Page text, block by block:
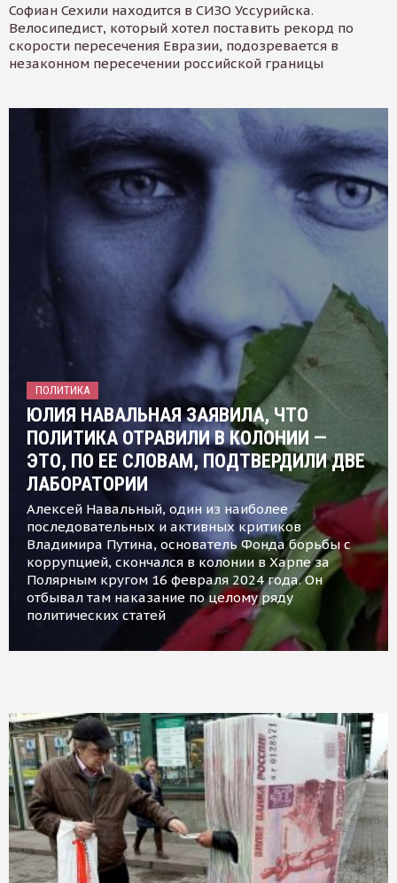
Софиан Сехили находится в СИЗО Уссурийска.
Велосипедист, который хотел поставить рекорд по
скорости пересечения Евразии, подозревается в
незаконном пересечении российской границы
ПОЛИТИКА
ЮЛИЯ НАВАЛЬНАЯ ЗАЯВИЛА, ЧТО
ПОЛИТИКА ОТРАВИЛИ В КОЛОНИИ —
ЭТО, ПО ЕЕ СЛОВАМ, ПОДТВЕРДИЛИ ДВЕ
ЛАБОРАТОРИИ
Алексей Навальный, один из наиболее
последовательных и активных критиков
Владимира Путина, основатель Фонда борьбы с
коррупцией, скончался в колонии в Харпе за
Полярным кругом 16 февраля 2024 года. Он
отбывал там наказание по целому ряду
политических статей